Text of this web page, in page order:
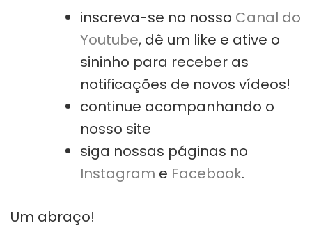
inscreva-se no nosso Canal do
Youtube, dê um like e ative o
sininho para receber as
notificações de novos vídeos!
continue acompanhando o
nosso site
siga nossas páginas no
Instagram e Facebook.
Um abraço!